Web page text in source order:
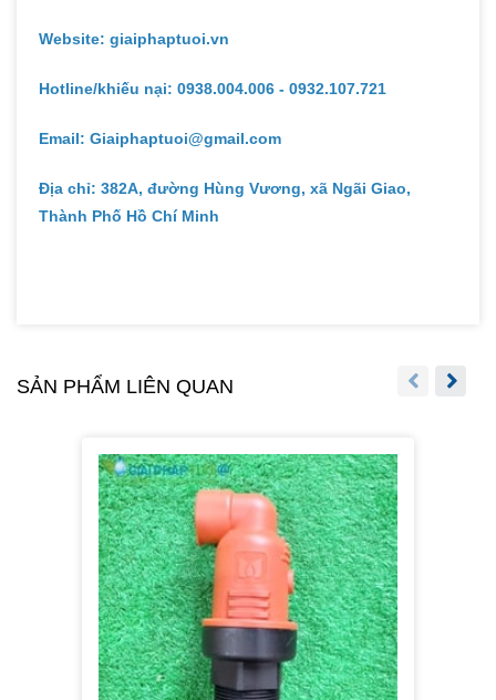
Website: giaiphaptuoi.vn
Hotline/khiếu nại: 0938.004.006 - 0932.107.721
Email: Giaiphaptuoi@gmail.com
Địa chỉ: 382A, đường Hùng Vương, xã Ngãi Giao,
Thành Phố Hồ Chí Minh
SẢN PHẨM LIÊN QUAN